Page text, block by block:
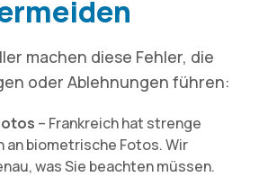
machen diese Fehler, die
oder Ablehnungen führen:
– Frankreich hat strenge
an biometrische Fotos. Wir
was Sie beachten müssen.